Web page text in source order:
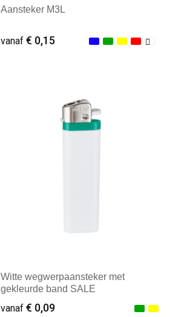
Aansteker M3L
vanaf€ 0,15
Minimale afname: 100
Witte wegwerpaansteker met
gekleurde band SALE
vanaf€ 0,09